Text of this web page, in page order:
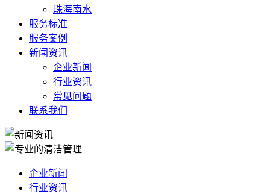
珠海南水
服务标准
服务案例
新闻资讯
企业新闻
行业资讯
常见问题
联系我们
企业新闻
行业资讯